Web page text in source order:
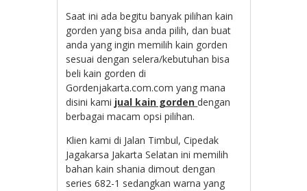
Saat ini ada begitu banyak pilihan kain
gorden yang bisa anda pilih, dan buat
anda yang ingin memilih kain gorden
sesuai dengan selera/kebutuhan bisa
beli kain gorden di
Gordenjakarta.com.com yang mana
disini kami jual kain gordendengan
berbagai macam opsi pilihan.
Klien kami di Jalan Timbul, Cipedak
Jagakarsa Jakarta Selatan ini memilih
bahan kain shania dimout dengan
series 682-1 sedangkan warna yang